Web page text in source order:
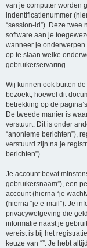
van je computer worden
indentificatienummer
“session-id”). Deze
software aan je
wanneer je onderwerpen
op te slaan welke
gebruikerservaring.
Wij kunnen ook buiten
bezoekt, hoewel dit
betrekking op de
De tweede manier is
verstuurt. Dit is onder
“anonieme berichten”),
verstuurd zijn na je
berichten”).
Je account bevat
gebruikersnaam”), een
account (hierna “je
(hierna “je e-mail”). Je
privacywetgeving die
informatie naast je
vereist is bij het
keuze van “”. Je hebt